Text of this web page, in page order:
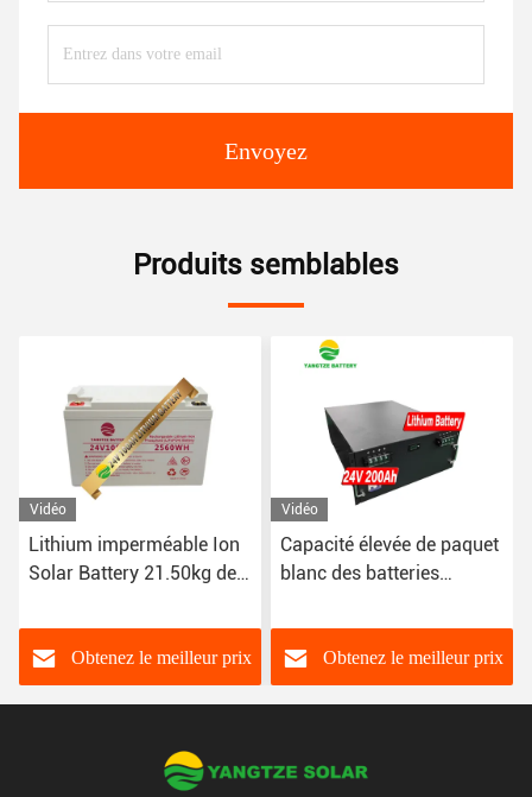
Envoyez
Produits semblables
Vidéo
Lithium imperméable Ion
Solar Battery 21.50kg de
Obtenez le meilleur prix
Vidéo
Capacité élevée de paquet
blanc des batteries
28.50kg de lithium d'OEM
Obtenez le meilleur prix